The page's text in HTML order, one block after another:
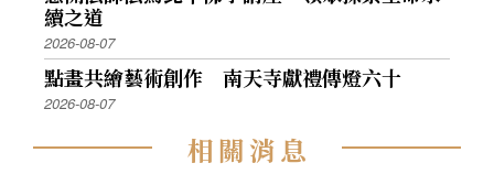
續之道
2026-08-07
點畫共繪藝術創作 南天寺獻禮傳燈六十
2026-08-07
相關消息